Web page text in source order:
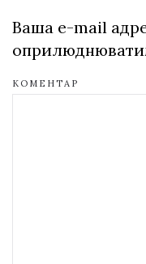
Ваша e-mail
КОМЕНТАР